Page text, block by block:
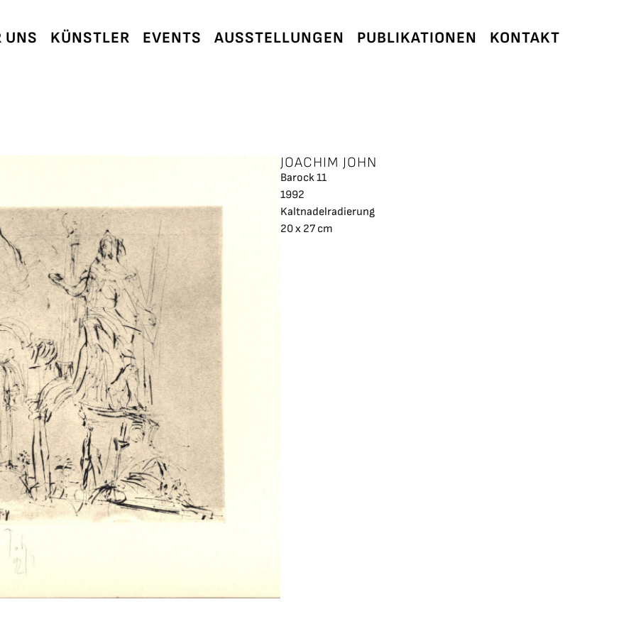
UNS KÜNSTLER EVENTS AUSSTELLUNGEN PUBLIKATIONEN KONTAKT
JOACHIM JOHN
Barock 11
1992
Kaltnadelradierung
20 x 27 cm